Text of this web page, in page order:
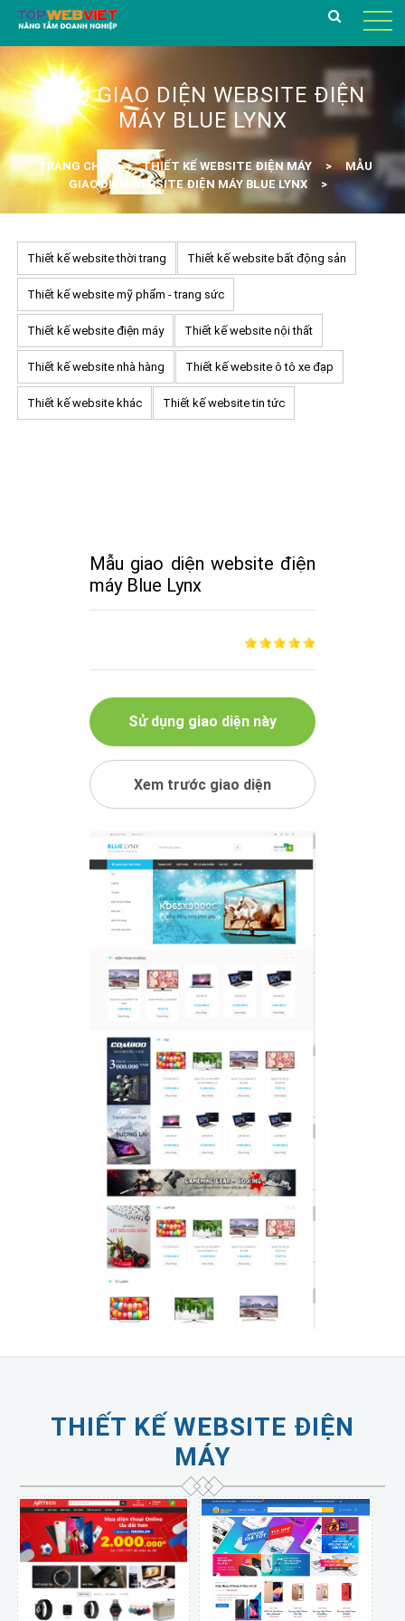
MẪU GIAO DIỆN WEBSITE ĐIỆN
MÁY BLUE LYNX
TRANG CHỦ THIẾT KẾ WEBSITE ĐIỆN MÁY
MẪU
GIAO DIỆN WEBSITE ĐIỆN MÁY BLUE LYNX
Thiết kế website thời trang Thiết kế website bất động sản
Thiết kế website mỹ phẩm - trang sức
Thiết kế website điện máy Thiết kế website nội thất
Thiết kế website nhà hàng Thiết kế website ô tô xe đạp
Thiết kế website khác Thiết kế website tin tức
Mẫu giao diện website điện
máy Blue Lynx
Sử dụng giao diện này
Xem trước giao diện
THIẾT KẾ WEBSITE ĐIỆN
MÁY